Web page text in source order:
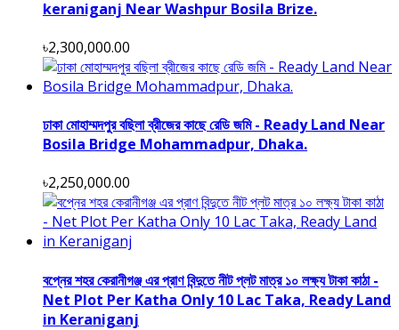
keraniganj Near Washpur Bosila Brize.
৳2,300,000.00
ঢাকা মোহাম্মদপুর বছিলা ব্রীজের কাছে রেডি জমি - Ready Land Near
Bosila Bridge Mohammadpur, Dhaka.
৳2,250,000.00
বপ্নের শহর কেরানীগঞ্জ এর প্রাণ বিন্দুতে নীট প্লট মাত্র ১০ লক্ষ্য টাকা কাঠা -
Net Plot Per Katha Only 10 Lac Taka, Ready Land
in Keraniganj